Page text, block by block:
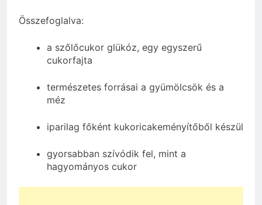
Összefoglalva:
a szőlőcukor glükóz, egy egyszerű
cukorfajta
természetes forrásai a gyümölcsök és a
méz
iparilag főként kukoricakeményítőből készül
gyorsabban szívódik fel, mint a
hagyományos cukor